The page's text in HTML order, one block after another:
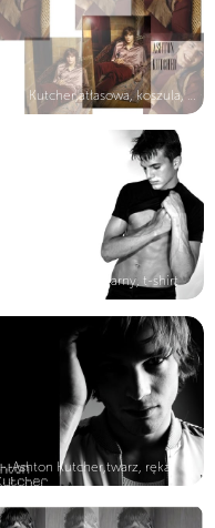
Ashton Kutcher,czarny, t-shirt
Ashton Kutcher,twarz, ręka